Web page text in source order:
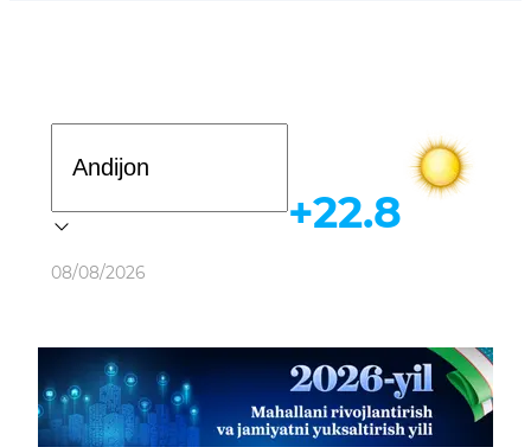
Ob-havo
08/08/2026
+22.8